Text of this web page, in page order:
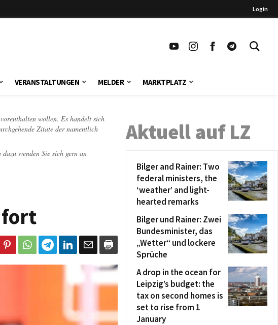
Login
VERANSTALTUNGEN MELDER MARKTPLATZ
wollen. Es handelt sich
Zitate der namentlich
wenden Sie sich gern an
fort
Aktuell auf LZ
Bilger and Rainer: Two
federal ministers, the
‘weather’ and light-
hearted remarks
Bilger und Rainer: Zwei
Bundesminister, das
„Wetter“ und lockere
Sprüche
A drop in the ocean for
Leipzig’s budget: the
tax on second homes is
set to rise from 1
January